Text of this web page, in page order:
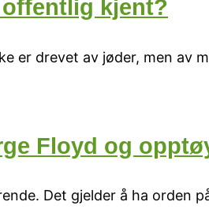
kjent?
er drevet av jøder, men av
Floyd og
Det gjelder å ha orden